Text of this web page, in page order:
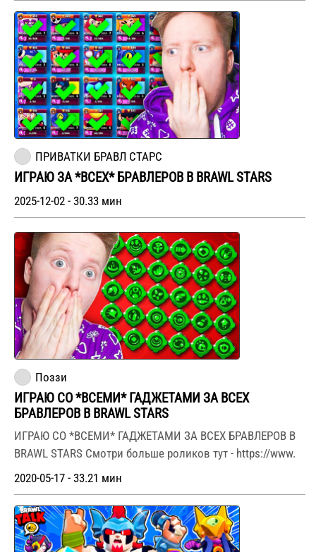
ПРИВАТКИ БРАВЛ СТАРС
ИГРАЮ ЗА *ВСЕХ* БРАВЛЕРОВ В BRAWL STARS
2025-12-02 - 30.33 мин
Поззи
ИГРАЮ СО *ВСЕМИ* ГАДЖЕТАМИ ЗА ВСЕХ
БРАВЛЕРОВ В BRAWL STARS
ИГРАЮ СО *ВСЕМИ* ГАДЖЕТАМИ ЗА ВСЕХ БРАВЛЕРОВ В
BRAWL STARS Смотри больше роликов тут - https://www.
2020-05-17 - 33.21 мин